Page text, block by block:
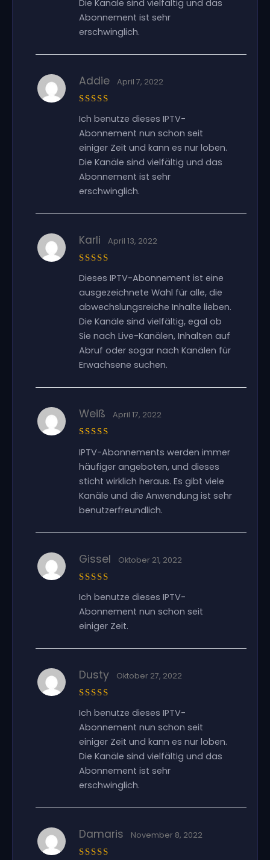
Die Kanäle sind vielfältig und das
Abonnement ist sehr
erschwinglich.
mit5von
5
Addie April 7, 2022
Ich benutze dieses IPTV-
Abonnement nun schon seit
einiger Zeit und kann es nur loben.
Die Kanäle sind vielfältig und das
Abonnement ist sehr
erschwinglich.
mit5von
Karli April 13, 2022
Dieses IPTV-Abonnement ist eine
ausgezeichnete Wahl für alle, die
abwechslungsreiche Inhalte lieben.
Die Kanäle sind vielfältig, egal ob
Sie nach Live-Kanälen, Inhalten auf
Abruf oder sogar nach Kanälen für
Erwachsene suchen.
mit5von
5
Weiß April 17, 2022
IPTV-Abonnements werden immer
häufiger angeboten, und dieses
sticht wirklich heraus. Es gibt viele
Kanäle und die Anwendung ist sehr
benutzerfreundlich.
mit5von
5
Gissel Oktober 21, 2022
Ich benutze dieses IPTV-
Abonnement nun schon seit
einiger Zeit.
mit5von
5
Dusty Oktober 27, 2022
Ich benutze dieses IPTV-
Abonnement nun schon seit
einiger Zeit und kann es nur loben.
Die Kanäle sind vielfältig und das
Abonnement ist sehr
erschwinglich.
Damaris November 8, 2022